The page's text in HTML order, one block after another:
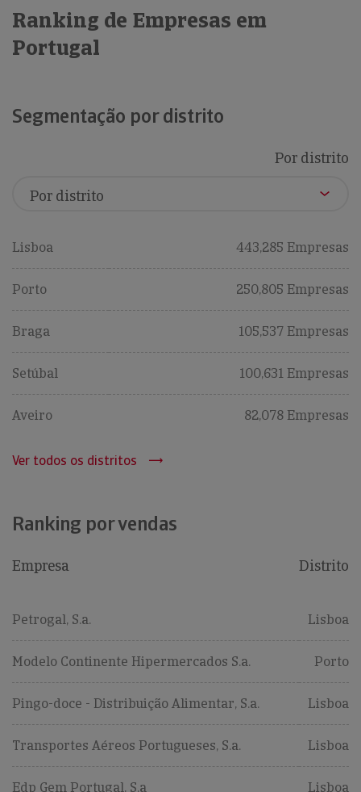
Ranking de Empresas em
Portugal
Segmentação por distrito
Por distrito
Lisboa 443,285 Empresas
Porto 250,805 Empresas
Braga 105,537 Empresas
Setúbal 100,631 Empresas
Aveiro 82,078 Empresas
Ver todos os distritos
Ranking por vendas
Empresa Distrito
Petrogal, S.a. Lisboa
Modelo Continente Hipermercados S.a. Porto
Pingo-doce - Distribuição Alimentar, S.a. Lisboa
Transportes Aéreos Portugueses, S.a. Lisboa
Edp Gem Portugal, S.a Lisboa